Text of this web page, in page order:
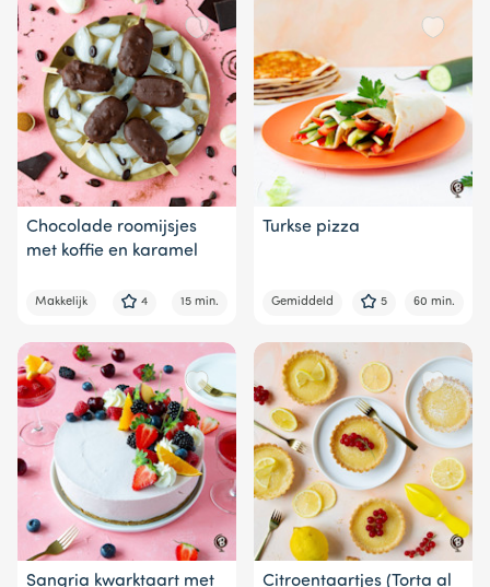
Chocolade roomijsjes
met koffie en karamel
Makkelijk 4 15 min.
Turkse pizza
Gemiddeld 5 60 min.
Sangria kwarktaart met Citroentaartjes (Torta al